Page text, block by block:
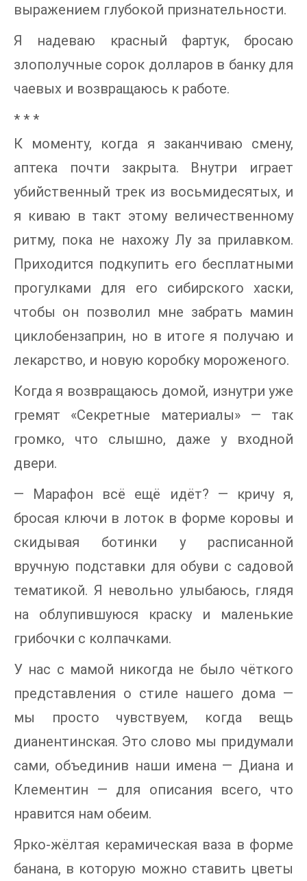
выражением глубокой признательности.
Я надеваю красный фартук, бросаю
злополучные сорок долларов в банку для
чаевых и возвращаюсь к работе.
* * *
К моменту, когда я заканчиваю смену,
аптека почти закрыта. Внутри играет
убийственный трек из восьмидесятых, и
я киваю в такт этому величественному
ритму, пока не нахожу Лу за прилавком.
Приходится подкупить его бесплатными
прогулками для его сибирского хаски,
чтобы он позволил мне забрать мамин
циклобензаприн, но в итоге я получаю и
лекарство, и новую коробку мороженого.
Когда я возвращаюсь домой, изнутри уже
гремят «Секретные материалы» — так
громко, что слышно, даже у входной
двери.
— Марафон всё ещё идёт? — кричу я,
бросая ключи в лоток в форме коровы и
скидывая ботинки у расписанной
вручную подставки для обуви с садовой
тематикой. Я невольно улыбаюсь, глядя
на облупившуюся краску и маленькие
грибочки с колпачками.
У нас с мамой никогда не было чёткого
представления о стиле нашего дома —
мы просто чувствуем, когда вещь
дианентинская. Это слово мы придумали
сами, объединив наши имена — Диана и
Клементин — для описания всего, что
нравится нам обеим.
Ярко-жёлтая керамическая ваза в форме
банана, в которую можно ставить цветы